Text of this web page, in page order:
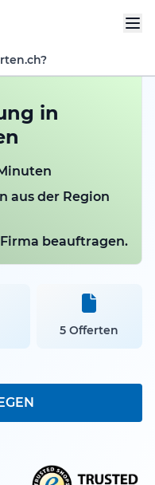
in
aus der Region
beauftragen.
5 Offerten